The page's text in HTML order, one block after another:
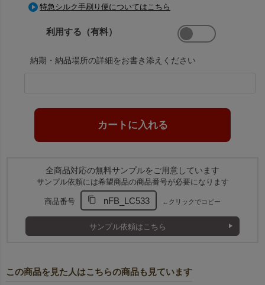
特急シルク手刷り便についてはこちら
利用する（有料）
納期・納品場所の詳細をお書き添えください
全商品対応の無料サンプルをご用意しています
サンプル依頼には希望商品の商品番号が必要になります
商品番号 nFB_LC533 ←クリックでコピー
サンプル依頼はこちら
この商品を見た人はこちらの商品も見ています